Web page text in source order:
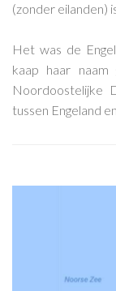
(zonder eilanden)
Het was de
kaap haar
Noordoostelijke
tussen Engeland